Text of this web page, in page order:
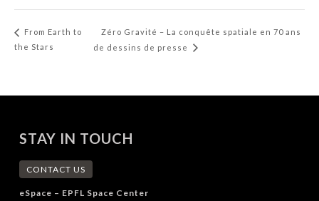
From Earth to
the Stars
Zéro Gravité – La conquête spatiale en 70 ans
de dessins de presse
STAY IN TOUCH
CONTACT US
eSpace – EPFL Space Center